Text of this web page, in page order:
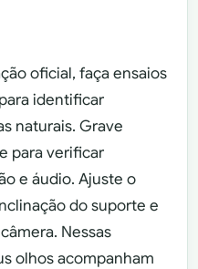
oficial, faça ensaios
identificar
naturais. Grave
para verificar
e áudio. Ajuste o
do suporte e
Nessas
olhos acompanham